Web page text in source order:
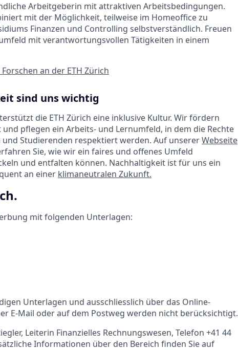
Arbeitgeberin mit attraktiven Arbeitsbedingungen.
mit der Möglichkeit, teilweise im Homeoffice zu
Finanzen und Controlling selbstverständlich. Freuen
mit verantwortungsvollen Tätigkeiten in einem
an der ETH Zürich
sind uns wichtig
die ETH Zürich eine inklusive Kultur. Wir fördern
pflegen ein Arbeits- und Lernumfeld, in dem die Rechte
Studierenden respektiert werden. Auf unsererWebseite
Sie, wie wir ein faires und offenes Umfeld
und entfalten können. Nachhaltigkeit ist für uns ein
an einer klimaneutralen Zukunft.
mit folgenden Unterlagen:
Unterlagen und ausschliesslich über das Online-
E-Mail oder auf dem Postweg werden nicht berücksichtigt.
Leiterin Finanzielles Rechnungswesen, Telefon +41 44
Informationen über den Bereich finden Sie auf